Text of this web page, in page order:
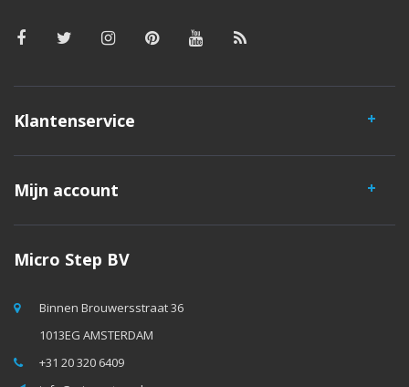
Klantenservice
Mijn account
Micro Step BV
Binnen Brouwersstraat 36
1013EG AMSTERDAM
+31 20 320 6409